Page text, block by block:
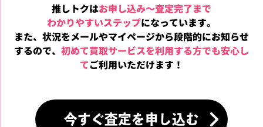
推しトクはお申し込み～査定完了まで
わかりやすいステップになっています。
また、状況をメールやマイページから段階的にお知らせ
するので、 初めて買取サービスを利用する方でも安心し
てご利用いただけます！
今すぐ査定を申し込む